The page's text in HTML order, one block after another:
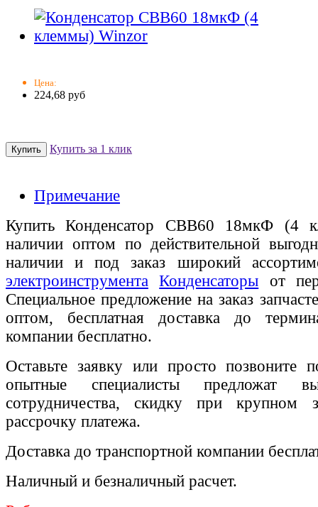
Цена:
224,68 руб
Купить за 1 клик
Примечание
Купить Конденсатор СВВ60 18мкФ (4
наличии оптом по действительной
наличии и под заказ широкий
электроинструмента
Конденсаторы от
Специальное предложение на заказ
оптом, бесплатная доставка до
компании бесплатно.
Оставьте заявку или просто позвоните
опытные специалисты предложат
сотрудничества, скидку при крупном
рассрочку платежа.
Доставка до транспортной компании
Наличный и безналичный расчет.